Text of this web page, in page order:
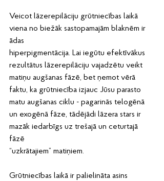
Veicot lāzerepilāciju grūtniecības laikā
viena no biežāk sastopamajām blaknēm ir
ādas
hiperpigmentācija. Lai iegūtu efektīvākus
rezultātus lāzerepilāciju vajadzētu veikt
matiņu augšanas fāzē, bet ņemot vērā
faktu, ka grūtniecība izjauc Jūsu parasto
matu augšanas ciklu - pagarinās telogēnā
un exogēnā fāze, tādējādi lāzera stars ir
mazāk iedarbīgs uz trešajā un ceturtajā
fāzē
“uzkrātajiem” matiņiem.
Grūtniecības laikā ir palielināta asins